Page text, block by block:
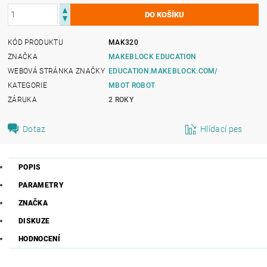
KÓD PRODUKTU
MAK320
ZNAČKA
MAKEBLOCK EDUCATION
WEBOVÁ STRÁNKA ZNAČKY EDUCATION.MAKEBLOCK.COM/
KATEGORIE
MBOT ROBOT
ZÁRUKA
2 ROKY
Dotaz Hlídací pes
POPIS
PARAMETRY
ZNAČKA
DISKUZE
HODNOCENÍ